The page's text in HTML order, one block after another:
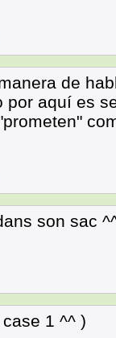
de
por aquí es
son sac
1 ^^ )